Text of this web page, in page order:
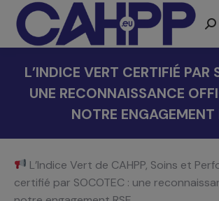
L’INDICE VERT CERTIFIÉ PAR
UNE RECONNAISSANCE
NOTRE ENGAGEMENT
L’Indice Vert de CAHPP, Soins et
certifié par SOCOTEC : une